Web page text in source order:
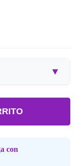
▼
15 dias habiles.
. con